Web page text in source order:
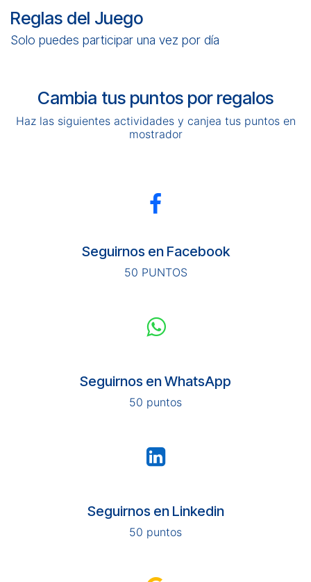
Reglas del Juego
Solo puedes participar una vez por día
Cambia tus puntos por regalos
Haz las siguientes actividades y canjea tus puntos en
mostrador
Seguirnos en Facebook
50 PUNTOS
Seguirnos en WhatsApp
50 puntos
Seguirnos en Linkedin
50 puntos